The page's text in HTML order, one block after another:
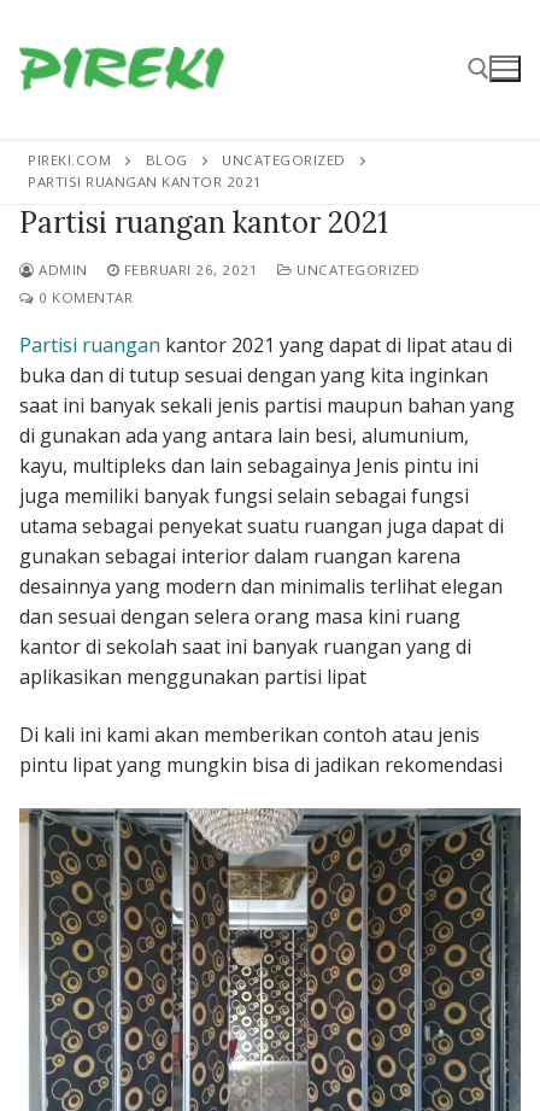
ke
konten
Cari:
PIREKI.COM BLOG
UNCATEGORIZED
PARTISI RUANGAN KANTOR 2021
Partisi ruangan kantor 2021
ADMIN FEBRUARI 26, 2021
UNCATEGORIZED
0 KOMENTAR
Partisi ruangan kantor 2021 yang dapat di lipat atau di
buka dan di tutup sesuai dengan yang kita inginkan
saat ini banyak sekali jenis partisi maupun bahan yang
di gunakan ada yang antara lain besi, alumunium,
kayu, multipleks dan lain sebagainya Jenis pintu ini
juga memiliki banyak fungsi selain sebagai fungsi
utama sebagai penyekat suatu ruangan juga dapat di
gunakan sebagai interior dalam ruangan karena
desainnya yang modern dan minimalis terlihat elegan
dan sesuai dengan selera orang masa kini ruang
kantor di sekolah saat ini banyak ruangan yang di
aplikasikan menggunakan partisi lipat
Di kali ini kami akan memberikan contoh atau jenis
pintu lipat yang mungkin bisa di jadikan rekomendasi